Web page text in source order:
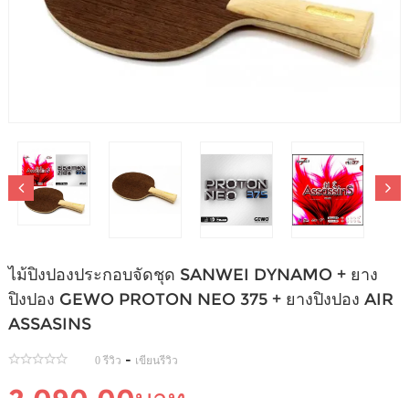
ไม้ปิงปองประกอบจัดชุด SANWEI DYNAMO + ยาง
ปิงปอง GEWO PROTON NEO 375 + ยางปิงปอง AIR
ASSASINS
0 รีวิว - เขียนรีวิว